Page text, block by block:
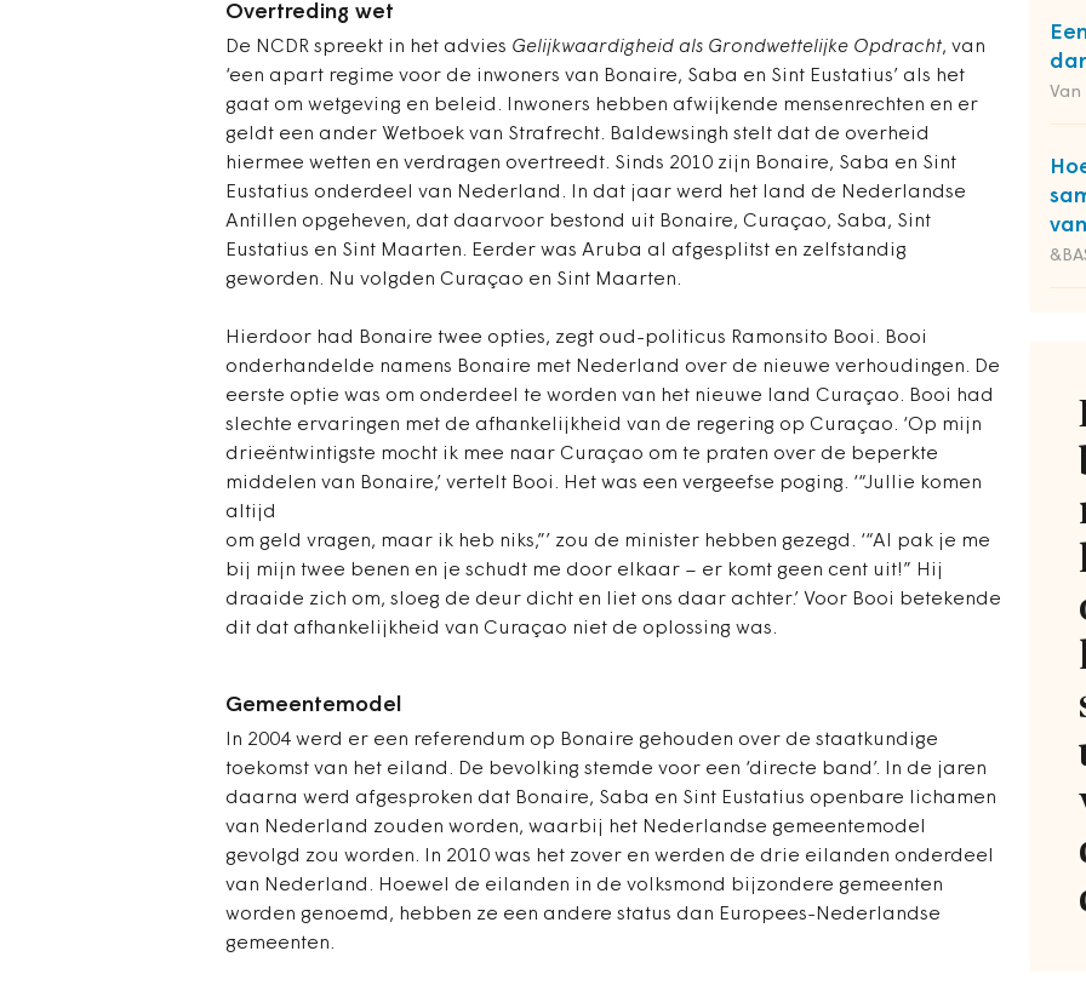
Overtreding wet
De NCDR spreekt in het advies Gelijkwaardigheid als Grondwettelijke Opdracht, van
‘een apart regime voor de inwoners van Bonaire, Saba en Sint Eustatius’ als het
gaat om wetgeving en beleid. Inwoners hebben afwijkende mensenrechten en er
geldt een ander Wetboek van Strafrecht. Baldewsingh stelt dat de overheid
hiermee wetten en verdragen overtreedt. Sinds 2010 zijn Bonaire, Saba en Sint
Eustatius onderdeel van Nederland. In dat jaar werd het land de Nederlandse
Antillen opgeheven, dat daarvoor bestond uit Bonaire, Curaçao, Saba, Sint
Eustatius en Sint Maarten. Eerder was Aruba al afgesplitst en zelfstandig
geworden. Nu volgden Curaçao en Sint Maarten.
Hierdoor had Bonaire twee opties, zegt oud-politicus Ramonsito Booi. Booi
onderhandelde namens Bonaire met Nederland over de nieuwe verhoudingen. De
eerste optie was om onderdeel te worden van het nieuwe land Curaçao. Booi had
slechte ervaringen met de afhankelijkheid van de regering op Curaçao. ‘Op mijn
drieëntwintigste mocht ik mee naar Curaçao om te praten over de beperkte
middelen van Bonaire,’ vertelt Booi. Het was een vergeefse poging. ‘“Jullie komen
altijd
om geld vragen, maar ik heb niks,”’ zou de minister hebben gezegd. ‘“Al pak je me
bij mijn twee benen en je schudt me door elkaar – er komt geen cent uit!” Hij
draaide zich om, sloeg de deur dicht en liet ons daar achter.’ Voor Booi betekende
dit dat afhankelijkheid van Curaçao niet de oplossing was.
Gemeentemodel
In 2004 werd er een referendum op Bonaire gehouden over de staatkundige
toekomst van het eiland. De bevolking stemde voor een ‘directe band’. In de jaren
daarna werd afgesproken dat Bonaire, Saba en Sint Eustatius openbare lichamen
van Nederland zouden worden, waarbij het Nederlandse gemeentemodel
gevolgd zou worden. In 2010 was het zover en werden de drie eilanden onderdeel
van Nederland. Hoewel de eilanden in de volksmond bijzondere gemeenten
worden genoemd, hebben ze een andere status dan Europees-Nederlandse
gemeenten.